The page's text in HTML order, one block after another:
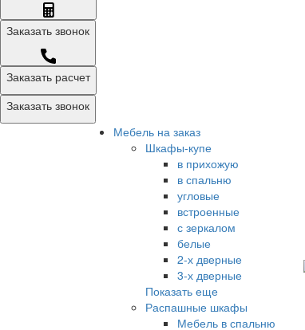
Заказать звонок
Заказать расчет
Заказать звонок
Мебель на заказ
Шкафы-купе
в прихожую
в спальню
угловые
встроенные
с зеркалом
белые
2-х дверные
3-х дверные
Показать еще
Распашные шкафы
Мебель в спальню